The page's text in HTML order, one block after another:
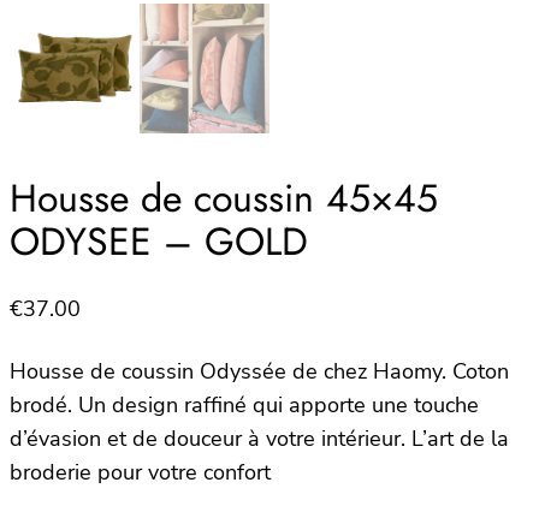
Housse de coussin 45×45
ODYSEE – GOLD
€37.00
Housse de coussin Odyssée de chez Haomy. Coton
brodé. Un design raffiné qui apporte une touche
d’évasion et de douceur à votre intérieur. L’art de la
broderie pour votre confort